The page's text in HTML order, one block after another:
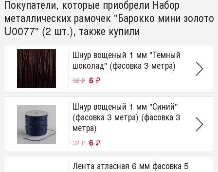
Покупатели, которые приобрели Набор
металлических рамочек "Барокко мини золото
U0077" (2 шт.), также купили
Шнур вощеный 1 мм "Темный
шоколад" (фасовка 3 метра)
32₽ 6 ₽
Шнур вощеный 1 мм "Синий"
(фасовка 3 метра) (фасовка 3
метра)
32₽ 6 ₽
Лента атласная 6 мм фасовка 5